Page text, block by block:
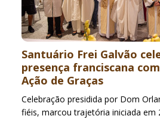
Santuário Frei Galvão
presença franciscana
Ação de Graças
Celebração presidida por Dom
fiéis, marcou trajetória iniciada em